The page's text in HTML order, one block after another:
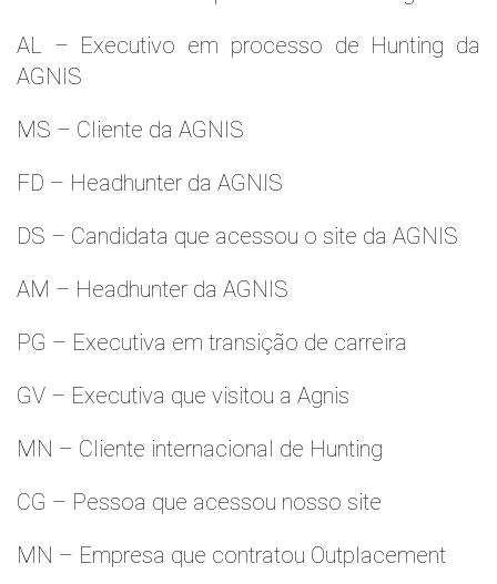
AL – Executivo em processo de Hunting da
AGNIS
MS – Cliente da AGNIS
FD – Headhunter da AGNIS
DS – Candidata que acessou o site da AGNIS
AM – Headhunter da AGNIS
PG – Executiva em transição de carreira
GV – Executiva que visitou a Agnis
MN – Cliente internacional de Hunting
CG – Pessoa que acessou nosso site
MN – Empresa que contratou Outplacement